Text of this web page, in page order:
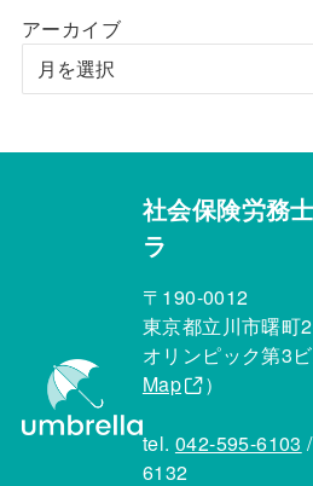
アーカイブ
社会保険労務
ラ
〒190-0012
東京都立川市曙町
オリンピック第3
Map
）
tel. 042-595-6103
6132